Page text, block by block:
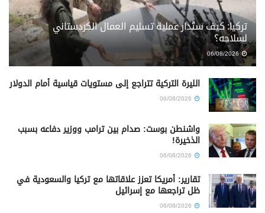
تركيا: كيف ستُدار عملية تسليم العمال الكردستاني
لسلاحه؟
06/08/2026
الليرة التركية تتراجع إلى مستويات قياسية أمام الدولار
واشنطن بوست: صدام بين ترامب ووزير دفاعه بسبب
الذخيرة!
تقارير: أمريكا تعزز علاقاتها مع تركيا والسعودية في
ظل تراجعها مع إسرائيل